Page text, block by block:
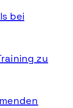
bei
zu